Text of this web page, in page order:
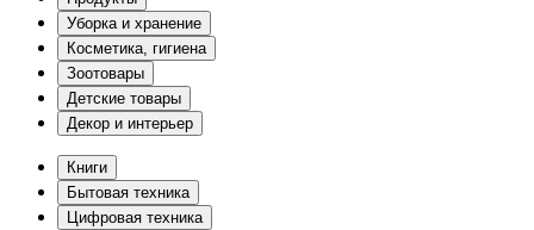
Уборка и хранение
Косметика, гигиена
Зоотовары
Детские товары
Декор и интерьер
Книги
Бытовая техника
Цифровая техника